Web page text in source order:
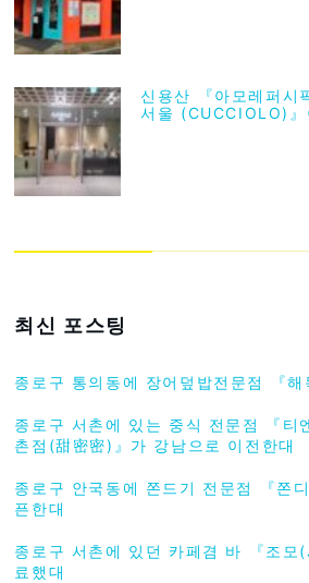
신용산 『아모레퍼시
서울 (CUCCIOLO)』
최신 포스팅
종로구 통의동에 장어덮밥전문점 『해
종로구 서촌에 있는 중식 전문점 『
촌점(甜密密)』가 강남으로 이전한대
종로구 안국동에 쫀드기 전문점 『쫀
픈한대
종로구 서촌에 있던 카페겸 바 『조모
료했대